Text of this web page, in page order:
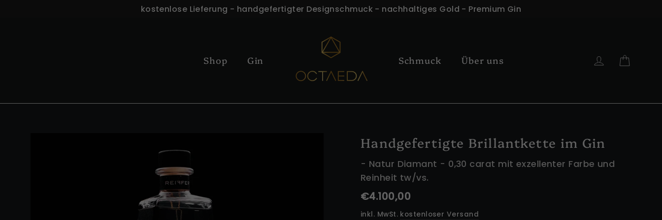
kostenlose Lieferung - handgefertigter Designschmuck - nachhaltiges Gold - Premium Gin
Shop Gin Schmuck Über uns Einloggen
Handgefertigte Brillantkette im Gin
- Natur Diamant - 0,30 carat mit exzellenter Farbe und
Reinheit tw/vs.
Normaler
Preis
€4.100,00
inkl. MwSt. kostenloser Versand